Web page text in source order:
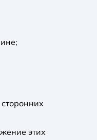
этих